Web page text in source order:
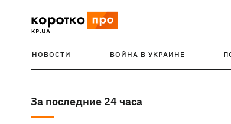
НОВОСТИ ВОЙНА В УКРАИНЕ
За последние 24 часа